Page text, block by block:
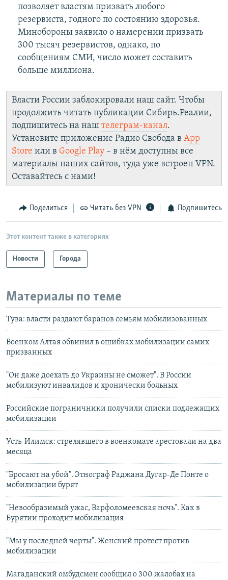
позволяет властям призвать любого
резервиста, годного по состоянию здоровья.
Минобороны заявило о намерении призвать
300 тысяч резервистов, однако, по
сообщениям СМИ, число может составить
больше миллиона.
Власти России заблокировали наш сайт. Чтобы
продолжить читать публикации Сибирь.Реалии,
подпишитесь на наш телеграм-канал.
Установите приложение Радио Свобода в App
Store или в Google Play – в нём доступны все
материалы наших сайтов, туда уже встроен VPN.
Оставайтесь с нами!
Поделиться Читать без VPN Подпишитесь
Этот контент также в категориях
Новости Города
Материалы по теме
Тува: власти раздают баранов семьям мобилизованных
Военком Алтая обвинил в ошибках мобилизации самих
призванных
"Он даже доехать до Украины не сможет". В России
мобилизуют инвалидов и хронически больных
Российские пограничники получили списки подлежащих
мобилизации
Усть-Илимск: стрелявшего в военкомате арестовали на два
месяца
"Бросают на убой". Этнограф Раджана Дугар-Де Понте о
мобилизации бурят
"Невообразимый ужас, Варфоломеевская ночь". Как в
Бурятии проходит мобилизация
"Мы у последней черты". Женский протест против
мобилизации
Магаданский омбудсмен сообщил о 300 жалобах на